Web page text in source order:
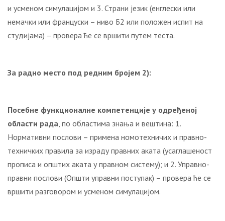
и усменом симулацијом и 3. Страни језик (енглески или
немачки или француски – ниво Б2 или положен испит на
студијама) – провера ће се вршити путем теста.
За радно место под редним бројем 2):
Посебне функционалне компетенције у одређеној
области рада, по областима знања и вештина: 1.
Нормативни послови – примена номотехничих и правно-
техничких правила за израду правних аката (усаглашеност
прописа и општих аката у правном систему); и 2. Управно-
правни послови (Општи управни поступак) – провера ће се
вршити разговором и усменом симулацијом.